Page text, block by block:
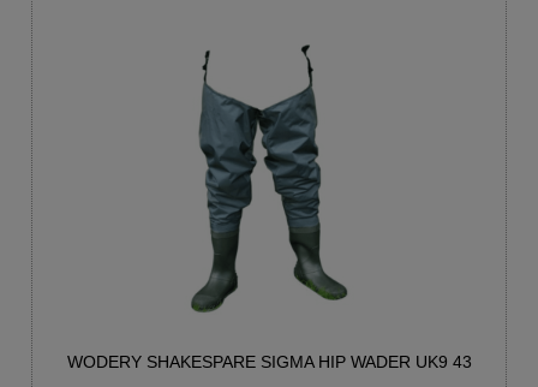
WODERY SHAKESPARE SIGMA HIP WADER UK9 43